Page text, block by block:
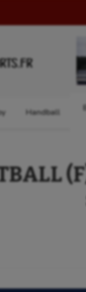
Handball